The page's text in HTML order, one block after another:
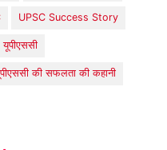
UPSC Success Story
यूपीएससी
की सफलता की कहानी